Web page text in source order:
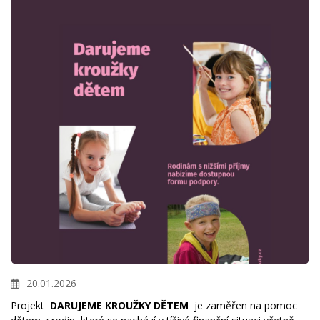
20.01.2026
Projekt DARUJEME KROUŽKY DĚTEM je zaměřen na pomoc